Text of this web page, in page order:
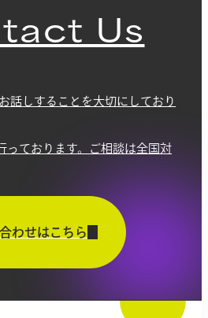
Us
話しすることを大切にしており
っております。ご相談は全国対
わせはこちら